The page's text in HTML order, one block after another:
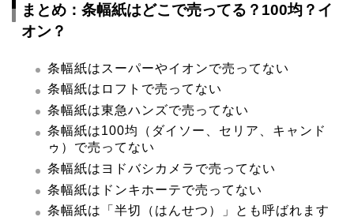
まとめ：条幅紙はどこで売ってる？100均？イ
オン？
条幅紙はスーパーやイオンで売ってない
条幅紙はロフトで売ってない
条幅紙は東急ハンズで売ってない
条幅紙は100均（ダイソー、セリア、キャンド
ゥ）で売ってない
条幅紙はヨドバシカメラで売ってない
条幅紙はドンキホーテで売ってない
条幅紙は「半切（はんせつ）」とも呼ばれます